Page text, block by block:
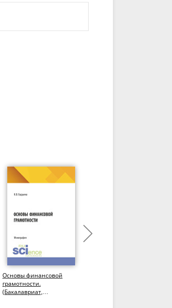
Основы финансовой
грамотности.
(Бакалавриат,